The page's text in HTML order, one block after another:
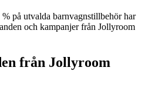
på utvalda barnvagnstillbehör har
och kampanjer från Jollyroom
från Jollyroom